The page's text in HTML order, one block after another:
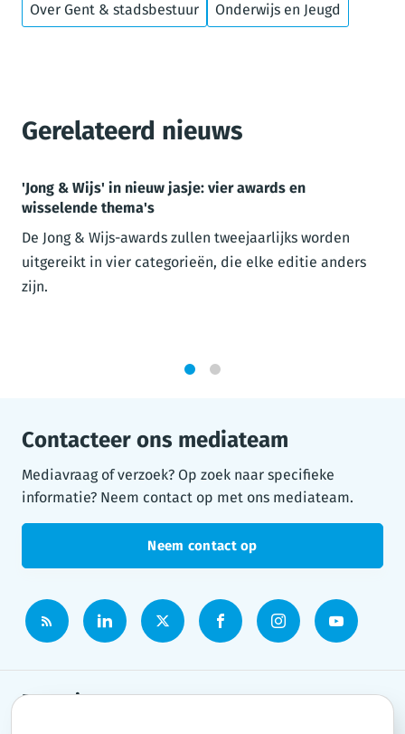
Over Gent & stadsbestuur
Onderwijs en Jeugd
Gerelateerd nieuws
'Jong & Wijs' in nieuw jasje: vier awards en
wisselende thema's
De Jong & Wijs-awards zullen tweejaarlijks worden
uitgereikt in vier categorieën, die elke editie anders
zijn.
Contacteer ons mediateam
Mediavraag of verzoek? Op zoek naar specifieke
informatie? Neem contact op met ons mediateam.
Neem contact op
Persruimte